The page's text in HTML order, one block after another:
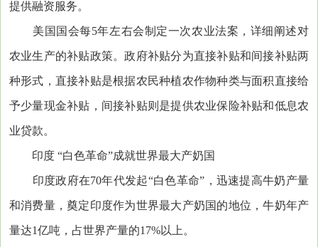
提供融资服务。
美国国会每5年左右会制定一次农业法案，详细阐述对
农业生产的补贴政策。政府补贴分为直接补贴和间接补贴两
种形式，直接补贴是根据农民种植农作物种类与面积直接给
予少量现金补贴，间接补贴则是提供农业保险补贴和低息农
业贷款。
印度 “白色革命”成就世界最大产奶国
印度政府在70年代发起“白色革命”，迅速提高牛奶产量
和消费量，奠定印度作为世界最大产奶国的地位，牛奶年产
量达1亿吨，占世界产量的17%以上。